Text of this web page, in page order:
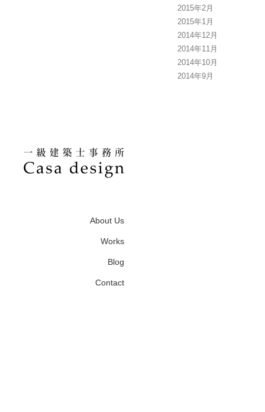
About Us
Works
Blog
Contact
2015年2月
2015年1月
2014年12月
2014年11月
2014年10月
2014年9月